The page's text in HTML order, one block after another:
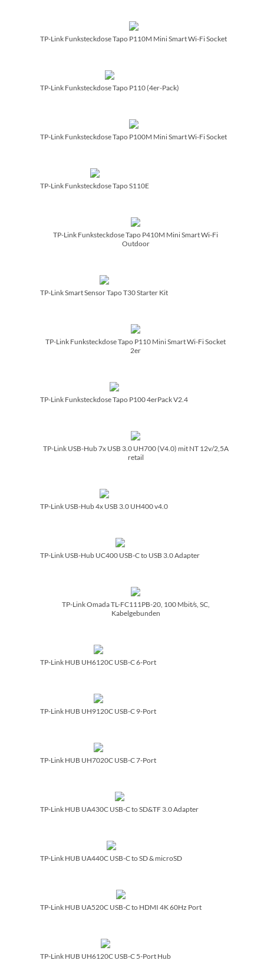
TP-Link Funksteckdose Tapo P110M Mini Smart Wi-Fi Socket
TP-Link Funksteckdose Tapo P110 (4er-Pack)
TP-Link Funksteckdose Tapo P100M Mini Smart Wi-Fi Socket
TP-Link Funksteckdose Tapo S110E
TP-Link Funksteckdose Tapo P410M Mini Smart Wi-Fi
Outdoor
TP-Link Smart Sensor Tapo T30 Starter Kit
TP-Link Funksteckdose Tapo P110 Mini Smart Wi-Fi Socket
2er
TP-Link Funksteckdose Tapo P100 4erPack V2.4
TP-Link USB-Hub 7x USB 3.0 UH700 (V4.0) mit NT 12v/­2,5A
retail
TP-Link USB-Hub 4x USB 3.0 UH400 v4.0
TP-Link USB-Hub UC400 USB-C to USB 3.0 Adapter
TP-Link Omada TL-FC111PB-20, 100 Mbit/­s, SC,
Kabelgebunden
TP-Link HUB UH6120C USB-C 6-Port
TP-Link HUB UH9120C USB-C 9-Port
TP-Link HUB UH7020C USB-C 7-Port
TP-Link HUB UA430C USB-C to SD&TF 3.0 Adapter
TP-Link HUB UA440C USB-C to SD & microSD
TP-Link HUB UA520C USB-C to HDMI 4K 60Hz Port
TP-Link HUB UH6120C USB-C 5-Port Hub